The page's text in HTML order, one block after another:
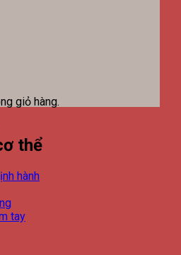
giỏ hàng.
thể
tay